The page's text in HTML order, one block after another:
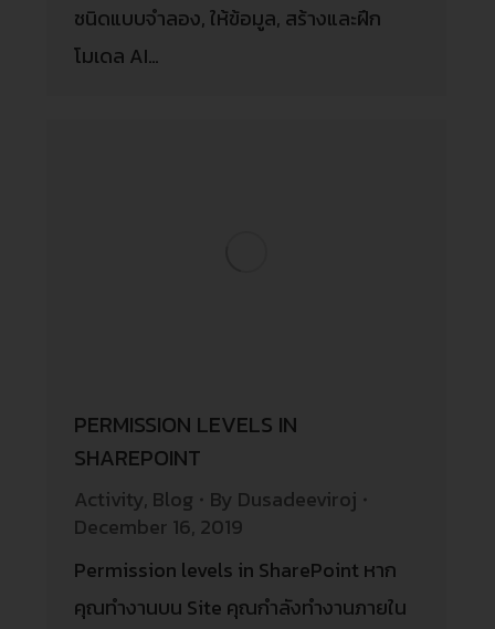
ชนิดแบบจำลอง, ให้ข้อมูล, สร้างและฝึก
โมเดล AI…
PERMISSION LEVELS IN
SHAREPOINT
Activity, Blog By Dusadeeviroj
December 16, 2019
Permission levels in SharePoint หาก
คุณทำงานบน Site คุณกำลังทำงานภายใน